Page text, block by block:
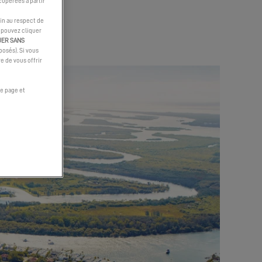
au respect de
pouvez cliquer
SANS
Si vous
de vous offrir
page et